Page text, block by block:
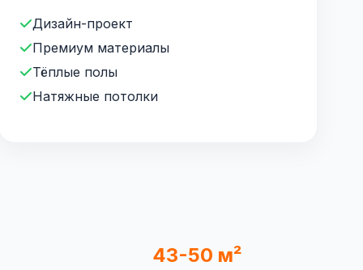
Дизайн-проект
Премиум материалы
Тёплые полы
Натяжные потолки
43-50 м²